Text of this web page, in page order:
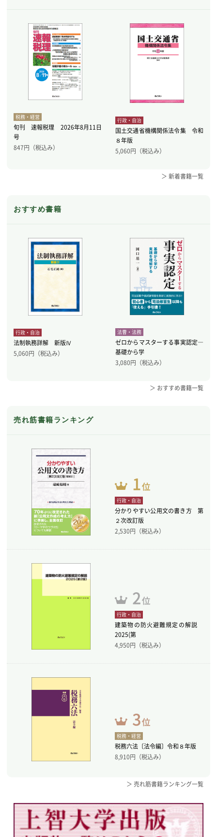
税務・経営
旬刊 速報税理 2026年8月11日
号
847円（税込み）
行政・自治
国土交通省機構関係法令集 令和
８年版
5,060円（税込み）
＞ 新着書籍一覧
おすすめ書籍
行政・自治
法制執務詳解 新版Ⅳ
5,060円（税込み）
法曹・法務
ゼロからマスターする事実認定―
基礎から学
3,080円（税込み）
＞ おすすめ書籍一覧
売れ筋書籍ランキング
行政・自治
分かりやすい公用文の書き方 第
２次改訂版
2,530円（税込み）
行政・自治
建築物の防火避難規定の解説
2025(第
4,950円（税込み）
税務・経営
税務六法〔法令編〕令和８年版
8,910円（税込み）
＞ 売れ筋書籍ランキング一覧